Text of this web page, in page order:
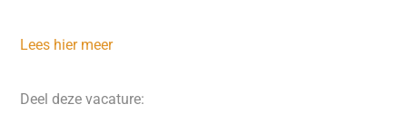
Lees hier meer
Deel deze vacature: